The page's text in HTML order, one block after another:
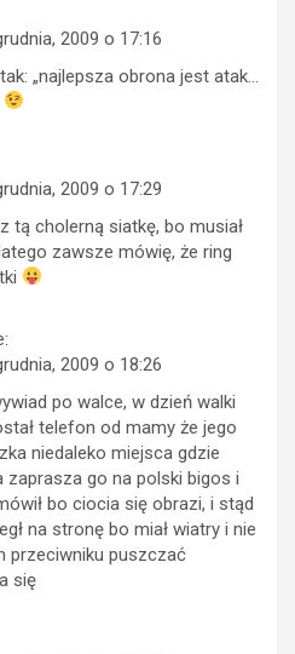
2009 o 17:16
„najlepsza obrona jest atak…
2009 o 17:29
tą cholerną siatkę, bo musiał
zawsze mówię, że ring
2009 o 18:26
po walce, w dzień walki
telefon od mamy że jego
niedaleko miejsca gdzie
zaprasza go na polski bigos i
bo ciocia się obrazi, i stąd
na stronę bo miał wiatry i nie
przeciwniku puszczać
się